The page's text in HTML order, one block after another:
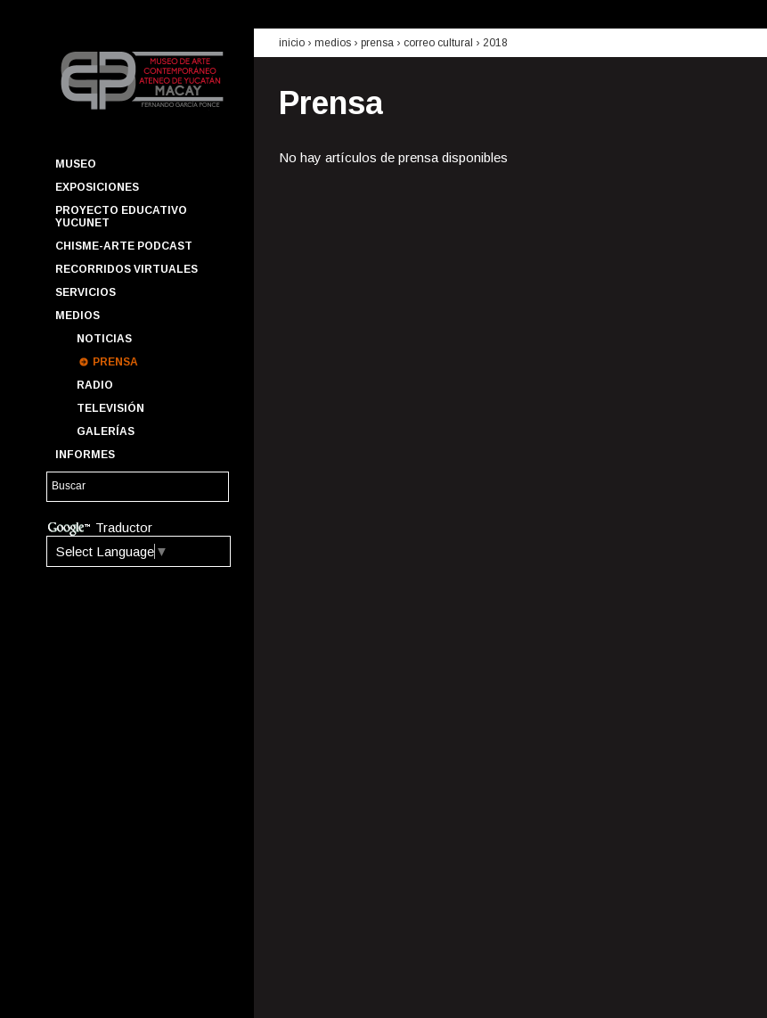
MUSEO
EXPOSICIONES
PROYECTO EDUCATIVO
YUCUNET
CHISME-ARTE PODCAST
RECORRIDOS VIRTUALES
SERVICIOS
MEDIOS
NOTICIAS
PRENSA
RADIO
TELEVISIÓN
GALERÍAS
INFORMES
Traductor
Select Language ▼
inicio › medios › prensa › correo cultural › 2018
Prensa
No hay artículos de prensa disponibles